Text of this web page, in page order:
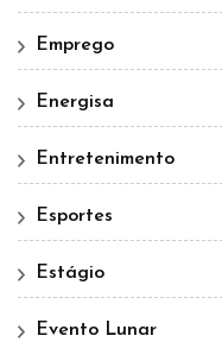
Emprego
Energisa
Entretenimento
Esportes
Estágio
Evento Lunar